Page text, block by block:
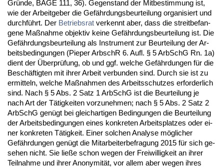
Gründe, BA­GE 111, 36). Ge­gen­stand der Mit­be­stim­mung ist,
wie der Ar­beit­ge­ber die Gefähr­dungs­be­ur­tei­lung or­ga­ni­siert und
durchführt. Der Be­triebs­rat ver­kennt aber, dass die streit­be­fan­
ge­ne Maßnah­me ob­jek­tiv kei­ne Gefähr­dungs­be­ur­tei­lung ist. Die
Gefähr­dungs­be­ur­tei­lung als In­stru­ment zur Be­ur­tei­lung der Ar­
beits­be­din­gun­gen (Pie­per Arb­schR 6. Aufl. § 5 Ar­bSchG Rn. 1a)
dient der Über­prüfung, ob und ggf. wel­che Gefähr­dun­gen für die
Beschäftig­ten mit ih­rer Ar­beit ver­bun­den sind. Durch sie ist zu
er­mit­teln, wel­che Maßnah­men des Ar­beits­schut­zes er­for­der­lich
sind. Nach § 5 Abs. 2 Satz 1 Ar­bSchG ist die Be­ur­tei­lung je
nach Art der Tätig­kei­ten vor­zu­neh­men; nach § 5 Abs. 2 Satz 2
Ar­bSchG genügt bei gleich­ar­ti­gen Be­din­gun­gen die Be­ur­tei­lung
der Ar­beits­be­din­gun­gen ei­nes kon­kre­ten Ar­beits­plat­zes oder ei­
ner kon­kre­ten Tätig­keit. Ei­ner sol­chen Ana­ly­se mögli­cher
Gefähr­dun­gen genügt die Mit­ar­bei­ter­be­fra­gung 2015 für sich ge­
se­hen nicht. Sie ließe schon we­gen der Frei­wil­lig­keit an ih­rer
Teil­nah­me und ih­rer An­ony­mität, vor al­lem aber we­gen ih­res